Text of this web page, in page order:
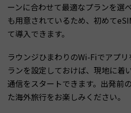
ーンに合わせて最適なプランを選
も用意されているため、初めて
て導入できます。
ラウンジひまわりのWi-Fiでアプ
ランを設定しておけば、現地に着
通信をスタートできます。出発前
た海外旅行をお楽しみください。